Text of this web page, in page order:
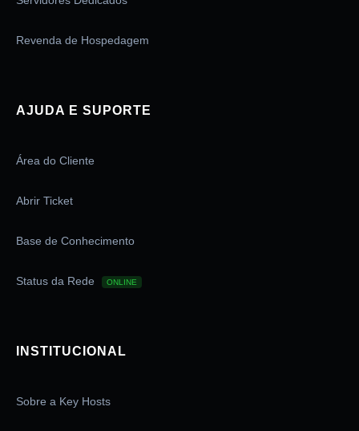
Revenda de Hospedagem
AJUDA E SUPORTE
Área do Cliente
Abrir Ticket
Base de Conhecimento
Status da Rede ONLINE
INSTITUCIONAL
Sobre a Key Hosts